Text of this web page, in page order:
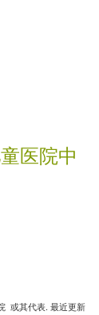
医院中
或其代表. 最近更新